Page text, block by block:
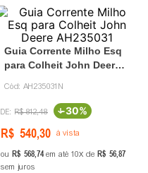
Guia Corrente Milho Esq
para Colheit John Deere
Cód: AH235031N
R$ 812,48 -30%
R$ 540,30 à vista
ou R$ 568,74em até 10 de R$ 56,87
sem juros